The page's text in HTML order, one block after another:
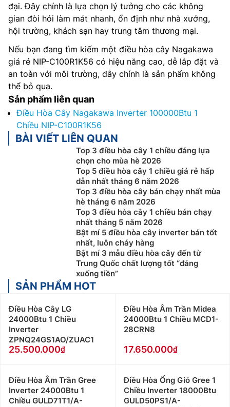
đại. Đây chính là lựa chọn lý tưởng cho các không
gian đòi hỏi làm mát nhanh, ổn định như nhà xưởng,
hội trường, khách sạn hay trung tâm thương mại.
Nếu bạn đang tìm kiếm một điều hòa cây Nagakawa
giá rẻ NIP-C100R1K56 có hiệu năng cao, dễ lắp đặt và
an toàn với môi trường, đây chính là sản phẩm không
thể bỏ qua.
Sản phẩm liên quan
Điều Hòa Cây Nagakawa Inverter 100000Btu 1
Chiều NIP-C100R1K56
BÀI VIẾT LIÊN QUAN
Top 3 điều hòa cây 1 chiều đáng lựa
chọn cho mùa hè 2026
Top 5 điều hòa cây 1 chiều giá rẻ hấp
dẫn nhất tháng 6 năm 2026
Top 3 điều hòa cây bán chạy nhất mùa
hè tháng 6 năm 2026
Top 3 điều hòa cây 1 chiều bán chạy
nhất tháng 5 năm 2026
Bật mí 5 điều hòa cây inverter bán tốt
nhất, luôn cháy hàng
Bật mí 3 mẫu điều hòa cây đến từ
Trung Quốc chất lượng tốt “đáng
xuống tiền”
SẢN PHẨM HOT
Điều Hòa Cây LG
24000Btu 1 Chiều
Inverter
ZPNQ24GS1AO/ZUAC1
25.500.000
Điều Hòa Âm Trần Midea
24000Btu 1 Chiều MCD1-
28CRN8
17.650.000
Điều Hòa Âm Trần Gree
Inverter 24000Btu 1
Chiều GULD71T1/A-
Điều Hòa Ống Gió Gree 1
Chiều Inverter 18000Btu
GULD50PS1/A-